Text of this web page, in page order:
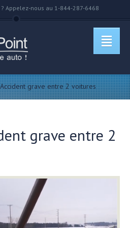
Appelez-nous au 1-844-287-6468
grave entre 2 voitures
grave entre 2